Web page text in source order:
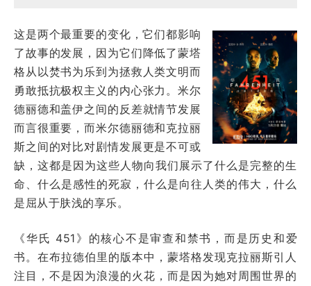
这是两个最重要的变化，它们都影响
了故事的发展，因为它们降低了蒙塔
格从以焚书为乐到为拯救人类文明而
勇敢抵抗极权主义的内心张力。米尔
德丽德和盖伊之间的反差就情节发展
而言很重要，而米尔德丽德和克拉丽
斯之间的对比对剧情发展更是不可或
缺，这都是因为这些人物向我们展示了什么是完整的生
命、什么是感性的死寂，什么是向往人类的伟大，什么
是屈从于肤浅的享乐。
《华氏 451》的核心不是审查和禁书，而是历史和爱
书。在布拉德伯里的版本中，蒙塔格发现克拉丽斯引人
注目，不是因为浪漫的火花，而是因为她对周围世界的